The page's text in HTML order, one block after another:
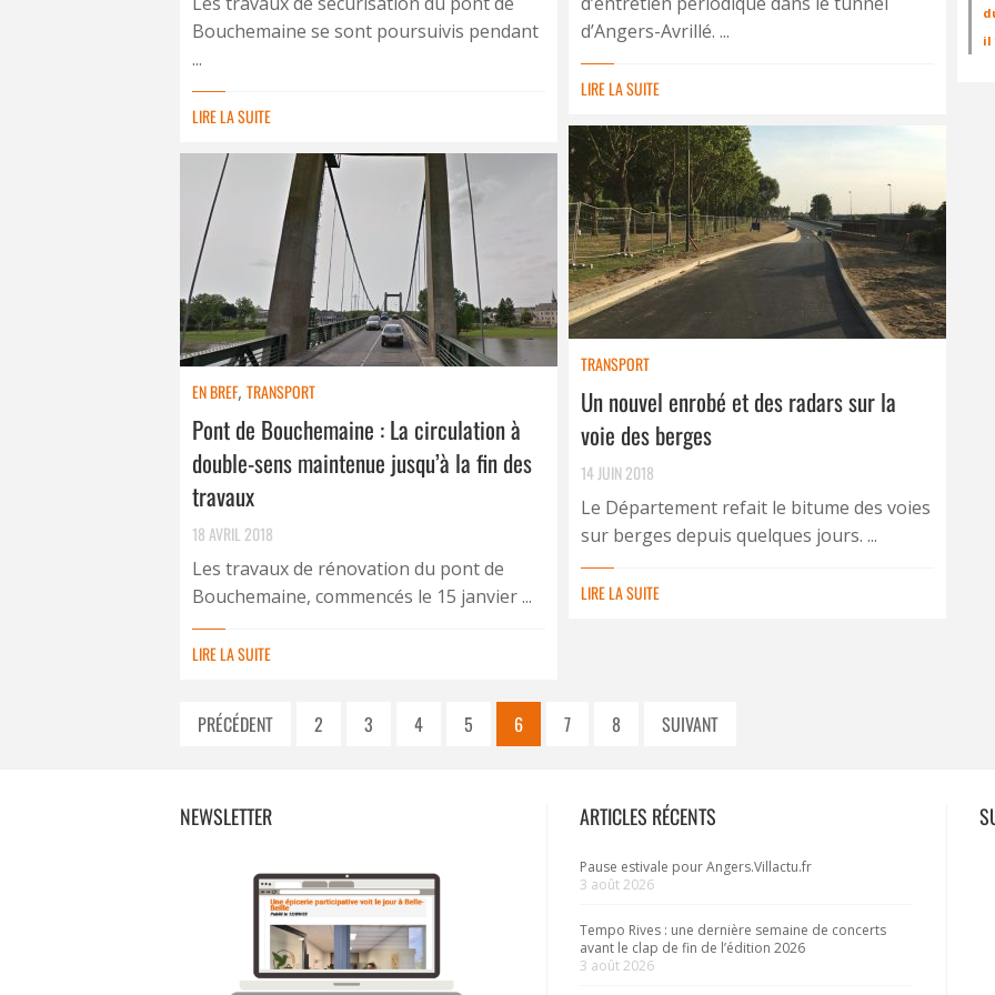
d’Angers-Avrillé. ...
LIRE LA SUITE
Bouchemaine se sont poursuivis pendant
...
LIRE LA SUITE
TRANSPORT
Un nouvel enrobé et des radars sur la
voie des berges
14 JUIN 2018
Le Département refait le bitume des voies
sur berges depuis quelques jours. ...
LIRE LA SUITE
EN BREF, TRANSPORT
Pont de Bouchemaine : La circulation à
double-sens maintenue jusqu’à la fin des
travaux
18 AVRIL 2018
Les travaux de rénovation du pont de
Bouchemaine, commencés le 15 janvier ...
LIRE LA SUITE
PRÉCÉDENT 2 3 4 5 6 7 8 SUIVANT
il
NEWSLETTER ARTICLES RÉCENTS
Pause estivale pour Angers.Villactu.fr
3 août 2026
Tempo Rives : une dernière semaine de concerts
avant le clap de fin de l’édition 2026
3 août 2026